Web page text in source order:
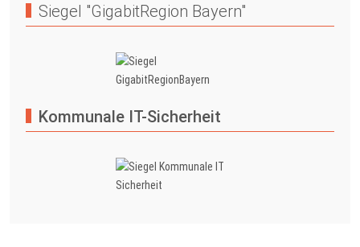
Siegel "GigabitRegion Bayern"
Kommunale IT-Sicherheit